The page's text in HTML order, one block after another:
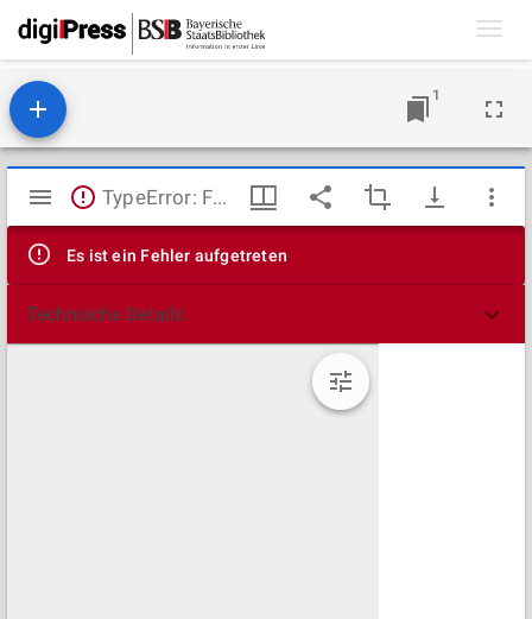
1
Mirador
Viewer
TypeError: Failed to fetch
Es ist ein Fehler aufgetreten
Technische Details